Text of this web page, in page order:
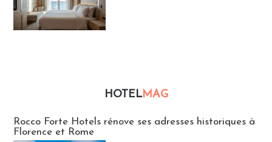
HOTELMAG
Rocco Forte Hotels rénove ses adresses historiques à
Florence et Rome